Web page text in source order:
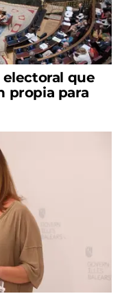
que
propia para